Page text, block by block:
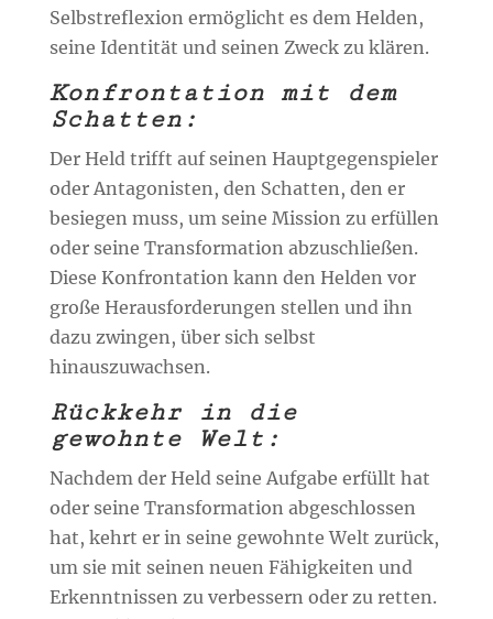
Selbstreflexion ermöglicht es dem Helden,
seine Identität und seinen Zweck zu klären.
Konfrontation mit dem
Schatten:
Der Held trifft auf seinen Hauptgegenspieler
oder Antagonisten, den Schatten, den er
besiegen muss, um seine Mission zu erfüllen
oder seine Transformation abzuschließen.
Diese Konfrontation kann den Helden vor
große Herausforderungen stellen und ihn
dazu zwingen, über sich selbst
hinauszuwachsen.
Rückkehr in die
gewohnte Welt:
Nachdem der Held seine Aufgabe erfüllt hat
oder seine Transformation abgeschlossen
hat, kehrt er in seine gewohnte Welt zurück,
um sie mit seinen neuen Fähigkeiten und
Erkenntnissen zu verbessern oder zu retten.